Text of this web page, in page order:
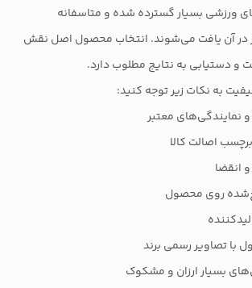
ورزشی بسیار گسترده شده و متاسفانه
در آن یافت می‌شوند. انتخاب محصول اصل نقش
دستیابی به نتایج مطلوب دارد.
به نکات زیر توجه کنید:
نمایندگی‌های معتبر
اصالت کالا
انقضا
روی محصول
با تصاویر رسمی برند
بسیار ارزان و مشکوک